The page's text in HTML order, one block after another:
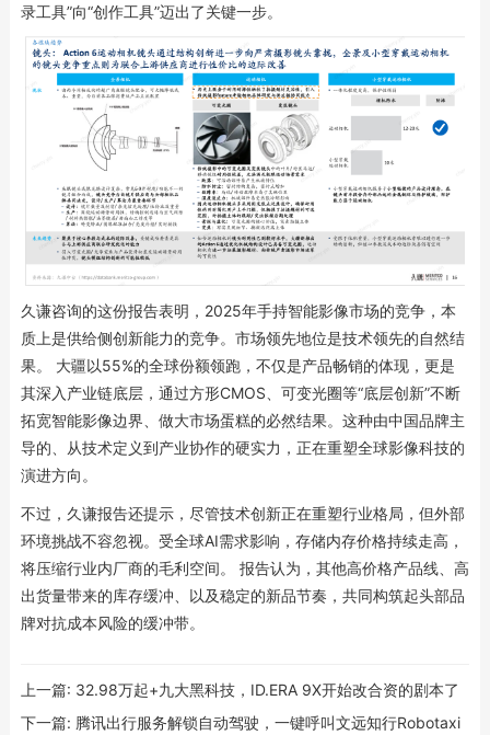
录工具”向“创作工具”迈出了关键一步。
久谦咨询的这份报告表明，2025年手持智能影像市场的竞争，本
质上是供给侧创新能力的竞争。市场领先地位是技术领先的自然结
果。 大疆以55%的全球份额领跑，不仅是产品畅销的体现，更是
其深入产业链底层，通过方形CMOS、可变光圈等“底层创新”不断
拓宽智能影像边界、做大市场蛋糕的必然结果。这种由中国品牌主
导的、从技术定义到产业协作的硬实力，正在重塑全球影像科技的
演进方向。
不过，久谦报告还提示，尽管技术创新正在重塑行业格局，但外部
环境挑战不容忽视。受全球AI需求影响，存储内存价格持续走高，
将压缩行业内厂商的毛利空间。 报告认为，其他高价格产品线、高
出货量带来的库存缓冲、以及稳定的新品节奏，共同构筑起头部品
牌对抗成本风险的缓冲带。
上一篇: 32.98万起+九大黑科技，ID.ERA 9X开始改合资的剧本了
下一篇: 腾讯出行服务解锁自动驾驶，一键呼叫文远知行Robotaxi